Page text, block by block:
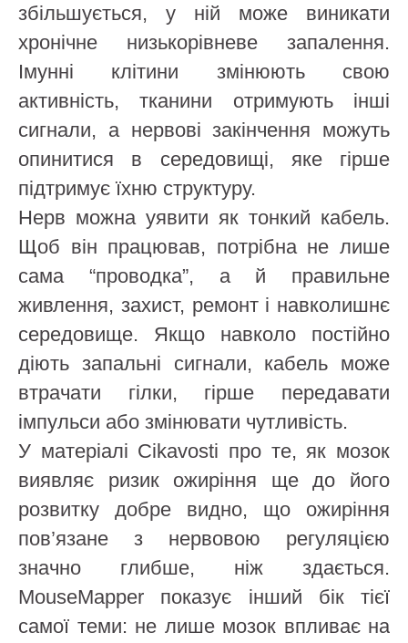
збільшується, у ній може виникати
хронічне низькорівневе запалення.
Імунні клітини змінюють свою
активність, тканини отримують інші
сигнали, а нервові закінчення можуть
опинитися в середовищі, яке гірше
підтримує їхню структуру.
Нерв можна уявити як тонкий кабель.
Щоб він працював, потрібна не лише
сама “проводка”, а й правильне
живлення, захист, ремонт і навколишнє
середовище. Якщо навколо постійно
діють запальні сигнали, кабель може
втрачати гілки, гірше передавати
імпульси або змінювати чутливість.
У матеріалі Cikavosti про те, як мозок
виявляє ризик ожиріння ще до його
розвитку добре видно, що ожиріння
пов’язане з нервовою регуляцією
значно глибше, ніж здається.
MouseMapper показує інший бік тієї
самої теми: не лише мозок впливає на